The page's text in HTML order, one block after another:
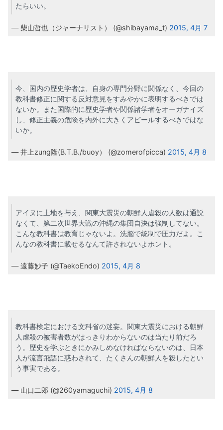
たらいい。
— 柴山哲也（ジャーナリスト） (@shibayama_t) 2015, 4月 7
今、国内の歴史学者は、自身の専門分野に関係なく、今回の
教科書修正に関する反対意見をすみやかに表明するべきでは
ないか。また国際的に歴史学者や関係諸学者をオーガナイズ
し、修正主義の危険を内外に大きくアピールするべきではな
いか。
— 井上zung隆(B.T.B./buoy） (@zomerofpicca) 2015, 4月 8
アイヌに土地を与え、関東大震災の朝鮮人虐殺の人数は通説
なくて、第二次世界大戦の沖縄の集団自決は強制してない。
こんな教科書は教育じゃないよ。洗脳で統制で圧力だよ。こ
んなの教科書に載せるなんて許されないよホント。
— 遠藤妙子 (@TaekoEndo) 2015, 4月 8
教科書検定における文科省の迷妄。関東大震災における朝鮮
人虐殺の被害者数がはっきりわからないのは当たり前だろ
う。歴史を学ぶときにかみしめなければならないのは、日本
人が流言飛語に惑わされて、たくさんの朝鮮人を殺したとい
う事実である。
— 山口二郎 (@260yamaguchi) 2015, 4月 8